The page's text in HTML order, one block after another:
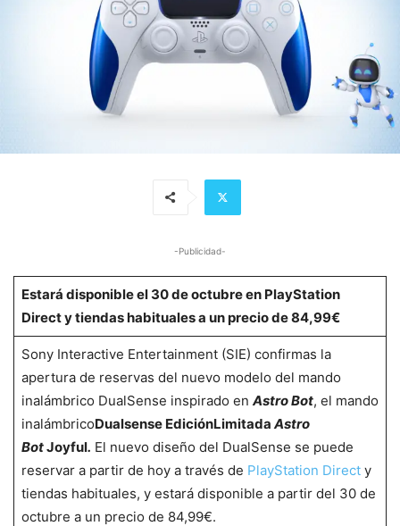
-Publicidad-
Estará disponible el 30 de octubre en PlayStation
Direct y tiendas habituales a un precio de 84,99€
Sony Interactive Entertainment (SIE) confirmas la
apertura de reservas del nuevo modelo del mando
inalámbrico DualSense inspirado en Astro Bot, el mando
inalámbricoDualsense EdiciónLimitada Astro
BotJoyful. El nuevo diseño del DualSense se puede
reservar a partir de hoy a través de PlayStation Directy
tiendas habituales, y estará disponible a partir del 30 de
octubre a un precio de 84,99€.